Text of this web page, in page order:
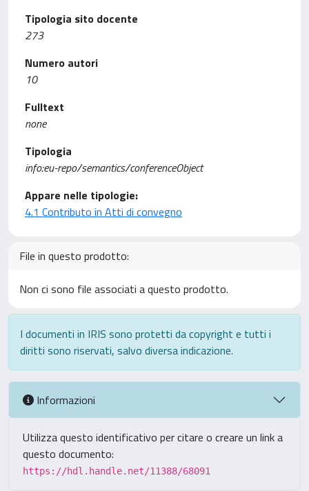
Tipologia sito docente
273
Numero autori
10
Fulltext
none
Tipologia
info:eu-repo/semantics/conferenceObject
Appare nelle tipologie:
4.1 Contributo in Atti di convegno
File in questo prodotto:
Non ci sono file associati a questo prodotto.
I documenti in IRIS sono protetti da copyright e tutti i
diritti sono riservati, salvo diversa indicazione.
Informazioni
Utilizza questo identificativo per citare o creare un link a
questo documento:
https://hdl.handle.net/11388/68091